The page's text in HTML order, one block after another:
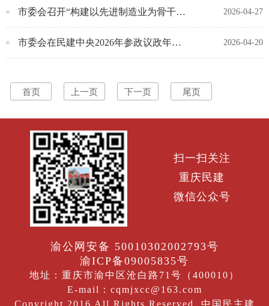
市委会召开“构建以先进制造业为骨干的现代化产业体系”重点调研课题推进会 2026-04-27
市委会在民建中央2026年参政议政年会上获表彰并作交流发言 2026-04-20
首页 上一页 下一页 尾页
扫一扫关注
重庆民建
微信公众号
渝公网安备 50010302002793号
渝ICP备09005835号
地址：重庆市渝中区沧白路71号（400010）
E-mail：cqmjxcc@163.com
Copyright 2016 All Rights Reserved. 中国民主建